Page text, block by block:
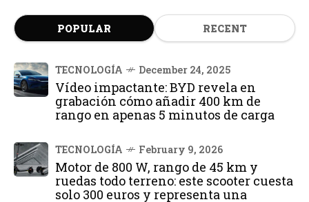
POPULAR RECENT
TECNOLOGÍA December 24, 2025
Vídeo impactante: BYD revela en
grabación cómo añadir 400 km de
rango en apenas 5 minutos de carga
TECNOLOGÍA February 9, 2026
Motor de 800 W, rango de 45 km y
ruedas todo terreno: este scooter cuesta
solo 300 euros y representa una